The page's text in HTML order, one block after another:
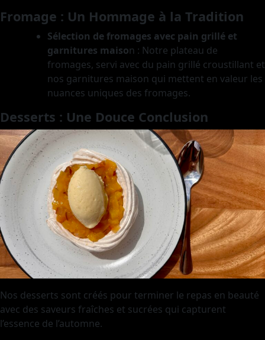
Fromage : Un Hommage à la Tradition
Sélection de fromages avec pain grillé et
garnitures maison : Notre plateau de
fromages, servi avec du pain grillé croustillant et
nos garnitures maison qui mettent en valeur les
nuances uniques des fromages.
Desserts : Une Douce Conclusion
Nos desserts sont créés pour terminer le repas en beauté
avec des saveurs fraîches et sucrées qui capturent
l’essence de l’automne.